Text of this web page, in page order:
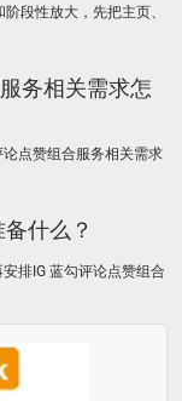
段性放大，先把主页、
务相关需求怎
点赞组合服务相关需求
什么？
排IG 蓝勾评论点赞组合